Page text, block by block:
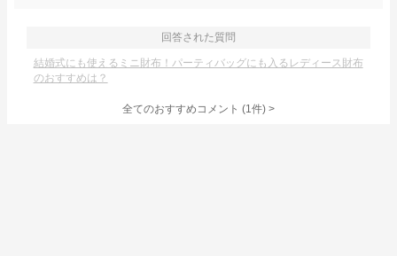
回答された質問
結婚式にも使えるミニ財布！パーティバッグにも入るレディース財布
のおすすめは？
全てのおすすめコメント (1件) >